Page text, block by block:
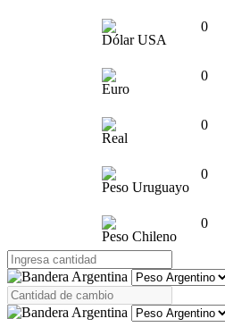
Dólar USA
0
Euro
0
Real
0
Peso Uruguayo
0
Peso Chileno
0